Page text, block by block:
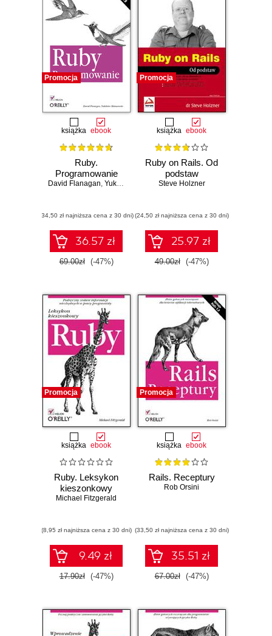
Promocja
książka ebook
Ruby.
Programowanie
David Flanagan, Yukihiro Matsumoto
(34,50 zł najniższa cena z 30 dni)
36.57 zł
69.00zł (-47%)
Promocja
książka ebook
Ruby on Rails. Od
podstaw
Steve Holzner
(24,50 zł najniższa cena z 30 dni)
25.97 zł
49.00zł (-47%)
Promocja
książka ebook
Ruby. Leksykon
kieszonkowy
Michael Fitzgerald
(8,95 zł najniższa cena z 30 dni)
9.49 zł
17.90zł (-47%)
Promocja
książka ebook
Rails. Receptury
Rob Orsini
(33,50 zł najniższa cena z 30 dni)
35.51 zł
67.00zł (-47%)